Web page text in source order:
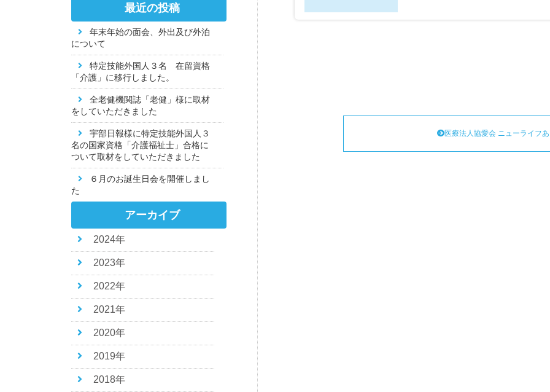
医療法人協愛会 ニューライフ
最近の投稿
年末年始の面会、外出及び外泊
について
特定技能外国人３名 在留資格
「介護」に移行しました。
全老健機関誌「老健」様に取材
をしていただきました
宇部日報様に特定技能外国人３
名の国家資格「介護福祉士」合格に
ついて取材をしていただきました
６月のお誕生日会を開催しまし
た
アーカイブ
2024年
2023年
2022年
2021年
2020年
2019年
2018年